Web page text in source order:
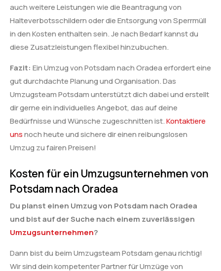
auch weitere Leistungen wie die Beantragung von
Halteverbotsschildern oder die Entsorgung von Sperrmüll
in den Kosten enthalten sein. Je nach Bedarf kannst du
diese Zusatzleistungen flexibel hinzubuchen.
Fazit: Ein Umzug von Potsdam nach Oradea erfordert eine
gut durchdachte Planung und Organisation. Das
Umzugsteam Potsdam unterstützt dich dabei und erstellt
dir gerne ein individuelles Angebot, das auf deine
Bedürfnisse und Wünsche zugeschnitten ist.Kontaktiere
unsnoch heute und sichere dir einen reibungslosen
Umzug zu fairen Preisen!
Kosten für ein Umzugsunternehmen von
Potsdam nach Oradea
Du planst einen Umzug von Potsdam nach Oradea
und bist auf der Suche nach einem zuverlässigen
Umzugsunternehmen?
Dann bist du beim Umzugsteam Potsdam genau richtig!
Wir sind dein kompetenter Partner für Umzüge von